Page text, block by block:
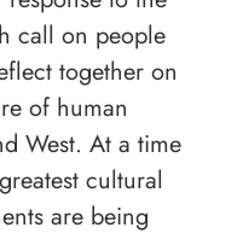
call on people
together on
of human
West. At a time
cultural
are being